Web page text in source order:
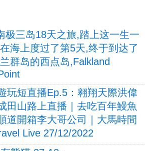
极三岛18天之旅,踏上这一生一
海上度过了第5天,终于到达了
群岛的西点岛,Falkland
玩短直播Ep.5：翱翔天際洪偉
田山路上直播｜去吃百年鰻魚
道開箱李大哥公司｜大馬時間
Live 27/12/2022